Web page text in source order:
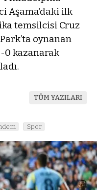
Aşama’daki ilk
temsilcisi Cruz
oynanan
0 kazanarak
TÜM YAZILARI
Spor